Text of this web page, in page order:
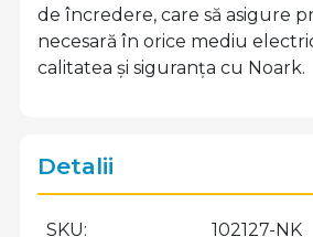
de încredere, care să asigure
necesară în orice mediu
calitatea și siguranța cu Noark.
Detalii
SKU 102127-NK